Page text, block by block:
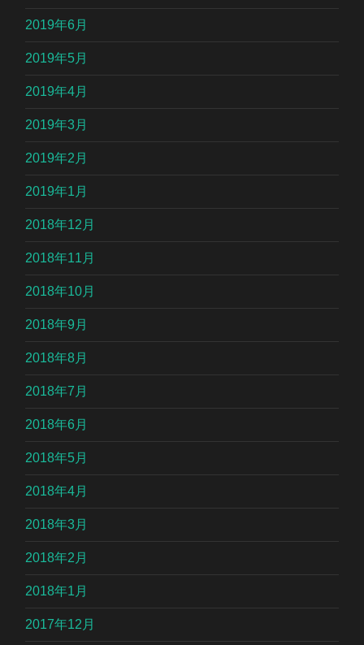
2019年6月
2019年5月
2019年4月
2019年3月
2019年2月
2019年1月
2018年12月
2018年11月
2018年10月
2018年9月
2018年8月
2018年7月
2018年6月
2018年5月
2018年4月
2018年3月
2018年2月
2018年1月
2017年12月